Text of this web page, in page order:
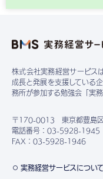
株式会社実務経営サービス
成長と発展を支援している
務所が参加する勉強会「実
〒170-0013 東京都豊島
電話番号：03-5928-1945
FAX：03-5928-1946
実務経営サービスについて